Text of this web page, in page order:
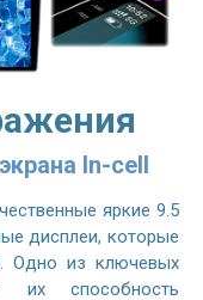
In-cell
яркие 9.5
дисплеи, которые
Одно из ключевых
их способность